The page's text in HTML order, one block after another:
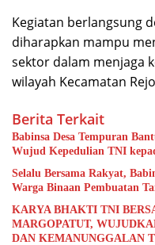
Kegiatan berlangsung
diharapkan mampu
sektor dalam menjaga
wilayah Kecamatan
Berita Terkait
Babinsa Desa Tempuran
Wujud Kepedulian TNI
Selalu Bersama Rakyat,
Warga Binaan Pembuatan
KARYA BHAKTI TNI
MARGOPATUT,
DAN KEMANUNGGALAN